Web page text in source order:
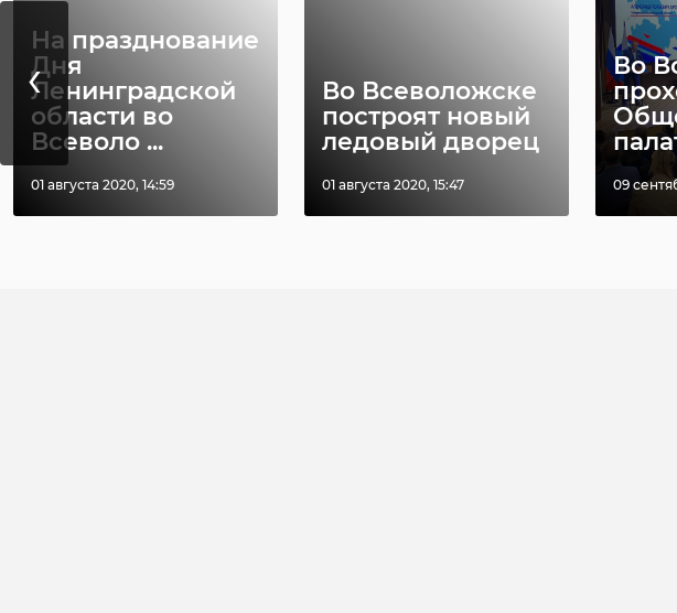
На празднование
Дня
Ленинградской
области во
Всеволо ...
01 августа 2020, 14:59
Во Всеволожске
построят новый
ледовый дворец
01 августа 2020, 15:47
Во
09
‹